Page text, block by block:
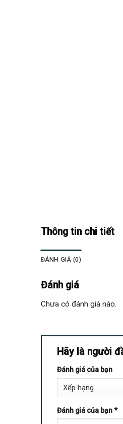
Thông tin chi tiết
ĐÁNH GIÁ (0)
Đánh giá
Chưa có đánh giá nào.
Hãy là người
Đánh giá của bạn
Đánh giá của bạn*